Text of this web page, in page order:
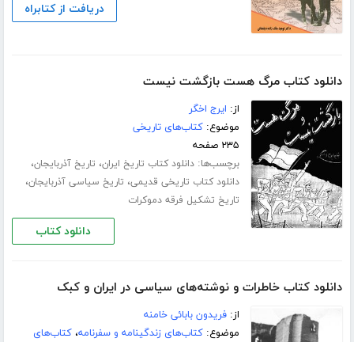
دریافت از کتابراه
دانلود کتاب مرگ هست بازگشت نیست
از: ایرج اخگر
موضوع:کتاب‌های تاریخی
۲۳۵ صفحه
برچسب‌ها:دانلود کتاب تاریخ ایران، تاریخ آذربایجان،
دانلود کتاب تاریخی قدیمی، تاریخ سیاسی آذربایجان،
تاریخ تشکیل فرقه دموکرات
دانلود کتاب
دانلود کتاب خاطرات و نوشته‌های سیاسی در ایران و کبک
از:فریدون بابائی خامنه
موضوع:کتاب‌های زندگینامه و سفرنامه،کتاب‌های